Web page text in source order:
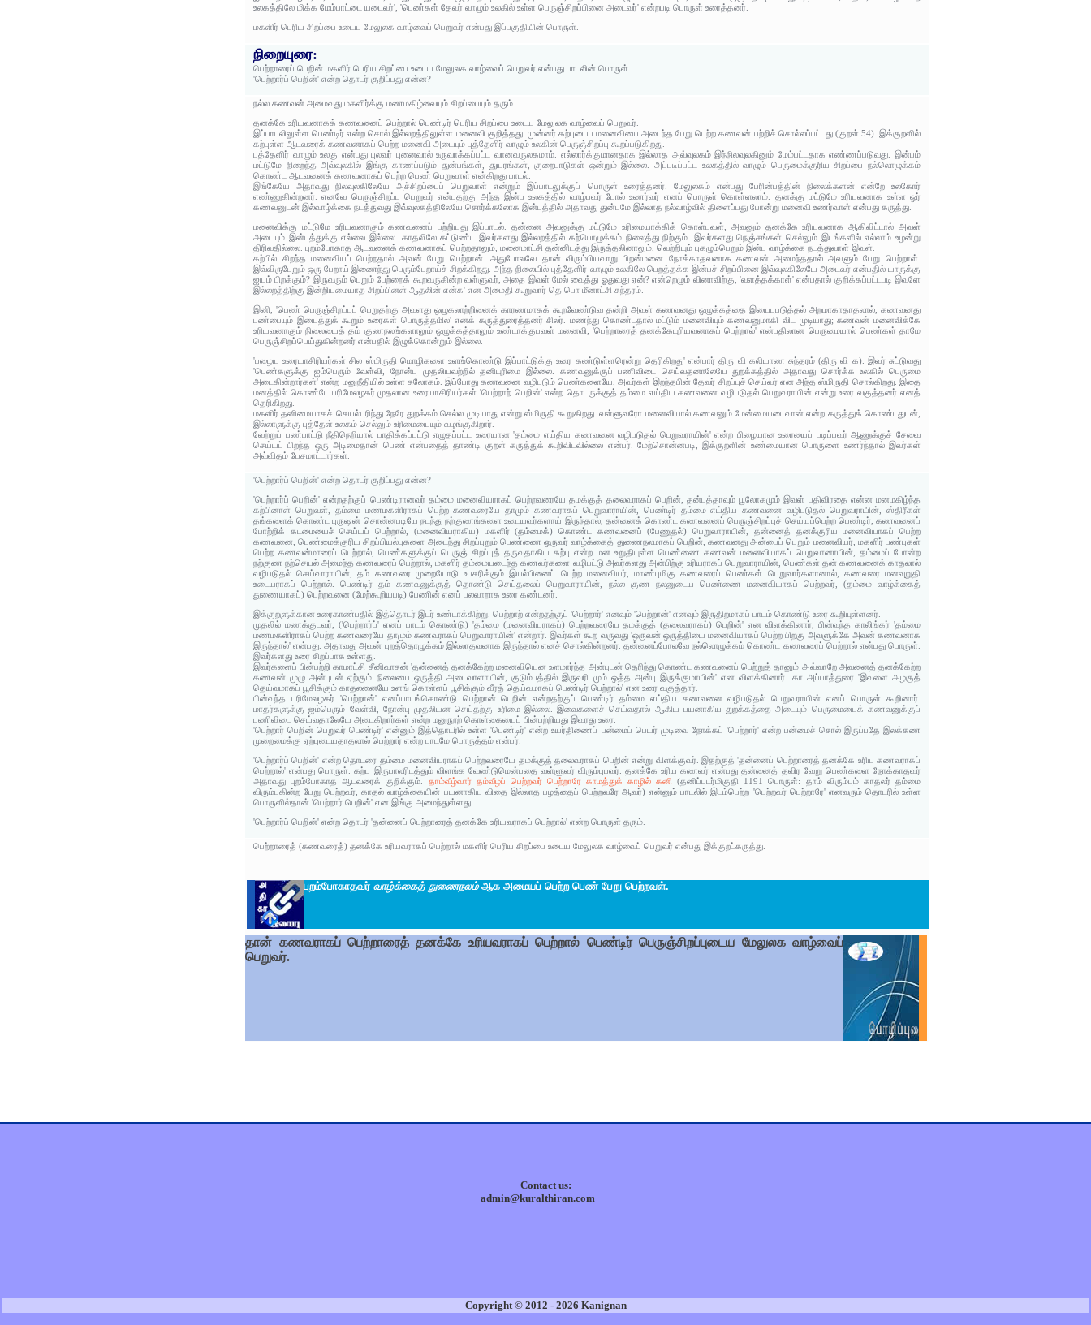
உலகத்திலே மிக்க மேம்பாட்டை யடைவர்', 'பெண்கள் தேவர் வாழும் உலகில் உள்ள பெருஞ்சிறப்பினை அடைவர்' என்றபடி பொருள் உரைத்தனர்.
மகளிர் பெரிய சிறப்பை உடைய மேலுலக வாழ்வைப் பெறுவர் என்பது இப்பகுதியின் பொருள்.
நிறையுரை:
பெற்றாரைப் பெறின் மகளிர் பெரிய சிறப்பை உடைய மேலுலக வாழ்வைப் பெறுவர் என்பது பாடலின் பொருள்.
'பெற்றார்ப் பெறின்' என்ற தொடர் குறிப்பது என்ன?
நல்ல கணவன் அமைவது மகளிர்க்கு மணமகிழ்வையும் சிறப்பையும் தரும்.
தனக்கே உரியவனாகக் கணவனைப் பெற்றால் பெண்டிர் பெரிய சிறப்பை உடைய மேலுலக வாழ்வைப் பெறுவர்.
இப்பாடலிலுள்ள பெண்டிர் என்ற சொல் இல்லறத்திலுள்ள மனைவி குறித்தது. முன்னர் கற்புடைய மனைவியை அடைந்த பேறு பெற்ற கணவன் பற்றிச் சொல்லப்பட்டது (குறள் 54). இக்குறளில்
கற்புள்ள ஆடவரைக் கணவனாகப் பெற்ற மனைவி அடையும் புத்தேளிர் வாழும் உலகின் பெருஞ்சிறப்பு கூறப்படுகிறது.
புத்தேளிர் வாழும் உலகு என்பது புலவர் புனைவால் உருவாக்கப்பட்ட வானவருலகமாம். எல்லார்க்குமானதாக இல்லாத அவ்வுலகம் இந்நிலவுலகினும் மேம்பட்டதாக எண்ணப்படுவது. இன்பம்
மட்டுமே நிறைந்த அவ்வுலகில் இங்கு காணப்படும் துன்பங்கள், துயரங்கள், குறைபாடுகள் ஒன்றும் இல்லை. அப்படிப்பட்ட உலகத்தில் வாழும் பெருமைக்குரிய சிறப்பை நல்லொழுக்கம்
கொண்ட ஆடவனைக் கணவனாகப் பெற்ற பெண் பெறுவாள் என்கிறது பாடல்.
இங்கேயே அதாவது நிலவுலகிலேயே அச்சிறப்பைப் பெறுவாள் என்றும் இப்பாடலுக்குப் பொருள் உரைத்தனர். மேலுலகம் என்பது பேரின்பத்தின் நிலைக்களன் என்றே உலகோர்
எண்ணுகின்றனர். எனவே பெருஞ்சிறப்பு பெறுவர் என்பதற்கு அந்த இன்ப உலகத்தில் வாழ்பவர் போல் உணர்வர் எனப் பொருள் கொள்ளலாம். தனக்கு மட்டுமே உரியவனாக உள்ள ஓர்
கணவனுடன் இல்வாழ்க்கை நடத்துவது இவ்வுலகத்திலேயே சொர்க்கலோக இன்பத்தில் அதாவது துன்பமே இல்லாத நல்வாழ்வில் திளைப்பது போன்று மனைவி உணர்வாள் என்பது கருத்து.
மனைவிக்கு மட்டுமே உரியவனாகும் கணவனைப் பற்றியது இப்பாடல். தன்னை அவனுக்கு மட்டுமே உரிமையாக்கிக் கொள்பவள், அவனும் தனக்கே உரியவனாக ஆகிவிட்டால் அவள்
அடையும் இன்பத்துக்கு எல்லை இல்லை. காதலிலே கட்டுண்ட இவர்களது இல்லறத்தில் கற்பொழுக்கம் நிலைத்து நிற்கும். இவர்களது நெஞ்சங்கள் செல்லும் இடங்களில் எல்லாம் உழன்று
திரிவதில்லை. புறம்போகாத ஆடவனைக் கணவனாகப் பெற்றதாலும், மனைமாட்சி தன்னிடத்து இருத்தலினாலும், வெற்றியும் புகழும்பெறும் இன்ப வாழ்க்கை நடத்துவாள் இவள்.
கற்பில் சிறந்த மனைவியப் பெற்றதால் அவன் பேறு பெற்றான். அதுபோலவே தான் விரும்பியவாறு பிறன்மனை நோக்காதவனாக கணவன் அமைந்ததால் அவளும் பேறு பெற்றாள்.
இவ்விருபேறும் ஒரு பேறாய் இணைந்து பெரும்பேறாய்ச் சிறக்கிறது. அந்த நிலையில் புத்தேளிர் வாழும் உலகிலே பெறத்தக்க இன்பச் சிறப்பினை இவ்வுலகிலேயே அடைவர் என்பதில் யாருக்கு
ஐயம் பிறக்கும்? இருவரும் பெறும் பேற்றைக் கூறவருகின்ற வள்ளுவர், அதை இவள் மேல் வைத்து ஓதுவது ஏன்? என்றெழும் வினாவிற்கு, 'வளத்தக்காள்' என்பதால் குறிக்கப்பட்டபடி இவளே
இல்லறத்திற்கு இன்றியமையாத சிறப்பினள் ஆதலின் என்க' என அமைதி கூறுவார் தெ பொ மீனாட்சி சுந்தரம்.
இனி, 'பெண் பெருஞ்சிறப்புப் பெறுதற்கு அவளது ஒழுகலாற்றினைக் காரணமாகக் கூறவேண்டுவ தன்றி அவள் கணவனது ஒழுக்கத்தை இயைபுபடுத்தல் அறமாகாதாதலால், கணவனது
பண்பையும் இயைத்துக் கூறும் உரைகள் பொருத்தமில' எனக் கருத்துரைத்தனர் சிலர். மணந்து கொண்டதால் மட்டும் மனைவியும் கணவனுமாகி விட முடியாது; கணவன் மனைவிக்கே
உரியவனாகும் நிலையைத் தம் குணநலங்களாலும் ஒழுக்கத்தாலும் உண்டாக்குபவள் மனைவி; 'பெற்றாரைத் தனக்கேயுரியவனாகப் பெற்றால்' என்பதிலான பெருமையால் பெண்கள் தாமே
பெருஞ்சிறப்பெய்துகின்றனர் என்பதில் இழுக்கொன்றும் இல்லை.
'பழைய உரையாசிரியர்கள் சில ஸ்மிருதி மொழிகளை உளங்கொண்டு இப்பாட்டுக்கு உரை கண்டுள்ளரென்று தெரிகிறது' என்பார் திரு வி கலியாண சுந்தரம் (திரு வி க). இவர் சுட்டுவது
'பெண்களுக்கு ஐம்பெரும் வேள்வி, நோன்பு முதலியவற்றில் தனியுரிமை இல்லை. கணவனுக்குப் பணிவிடை செய்வதனாலேயே துறக்கத்தில் அதாவது சொர்க்க உலகில் பெருமை
அடைகின்றார்கள்' என்ற மனுநீதியில் உள்ள சுலோகம். இப்போது கணவனை வழிபடும் பெண்களையே, அவர்கள் இறந்தபின் தேவர் சிறப்புச் செய்வர் என அந்த ஸ்மிருதி சொல்கிறது. இதை
மனத்தில் கொண்டே பரிமேலழகர் முதலான உரையாசிரியர்கள் 'பெற்றாற் பெறின்' என்ற தொடருக்குத் தம்மை எய்திய கணவனை வழிபடுதல் பெறுவராயின் என்று உரை வகுத்தனர் எனத்
தெரிகிறது.
மகளிர் தனிமையாகச் செயல்புரிந்து நேரே துறக்கம் செல்ல முடியாது என்று ஸ்மிருதி கூறுகிறது. வள்ளுவரோ மனைவியால் கணவனும் மேன்மையடைவான் என்ற கருத்துக் கொண்டதுடன்,
இல்லாளுக்கு புத்தேள் உலகம் செல்லும் உரிமையையும் வழங்குகிறார்.
வேற்றுப் பண்பாட்டு நீதிநெறியால் பாதிக்கப்பட்டு எழுதப்பட்ட உரையான 'தம்மை எய்திய கணவனை வழிபடுதல் பெறுவராயின்' என்ற பிழையான உரையைப் படிப்பவர் ஆணுக்குச் சேவை
செய்யப் பிறந்த ஒரு அடிமைதான் பெண் என்பதைத் தாண்டி குறள் கருத்துக் கூறிவிடவில்லை என்பர். மேற்சொன்னபடி, இக்குறளின் உண்மையான பொருளை உணர்ந்தால் இவர்கள்
அவ்விதம் பேசமாட்டார்கள்.
'பெற்றார்ப் பெறின்' என்ற தொடர் குறிப்பது என்ன?
'பெற்றார்ப் பெறின்' என்றதற்குப் பெண்டிரானவர் தம்மை மனைவியராகப் பெற்றவரையே தமக்குத் தலைவராகப் பெறின், தன்பத்தாவும் பூலோகமும் இவள் பதிவிரதை என்ன மனமகிழ்ந்த
கற்பினாள் பெறுவள், தம்மை மணமகளிராகப் பெற்ற கணவரையே தாமும் கணவராகப் பெறுவாராயின், பெண்டிர் தம்மை எய்திய கணவனை வழிபடுதல் பெறுவராயின், ஸ்திரீகள்
தங்களைக் கொண்ட புருஷன் சொன்னபடியே நடந்து நற்குணங்களை உடையவர்களாய் இருந்தால், தன்னைக் கொண்ட கணவனைப் பெருஞ்சிறப்புச் செய்யப்பெற்ற பெண்டிர், கணவனைப்
போற்றிக் கடமையைச் செய்யப் பெற்றால், (மனைவியராகிய) மகளிர்‌ (தம்மைக்‌) கொண்ட கணவனைப் (பேணுதல்‌) பெறுவாராயின்‌, தன்னைத் தனக்குரிய மனைவியாகப் பெற்ற
கணவனை, பெண்மைக்குரிய சிறப்பியல்புகளை அடைந்து சிறப்புறும் பெண்ணை ஒருவர் வாழ்க்கைத் துணைநலமாகப் பெறின், கணவனது அன்பைப் பெறும் மனைவியர், மகளிர் பண்புகள்
பெற்ற கணவன்மாரைப் பெற்றால், பெண்களுக்குப் பெருஞ் சிறப்புத் தருவதாகிய கற்பு என்ற மன உறுதியுள்ள பெண்ணை கணவன் மனைவியாகப் பெறுவானாயின், தம்மைப் போன்ற
நற்குண நற்செயல் அமைந்த கணவரைப் பெற்றால், மகளிர் தம்மையடைந்த கணவர்களை வழிபட்டு அவர்களது அன்பிற்கு உரியராகப் பெறுவாராயின், பெண்கள் தன் கணவனைக் காதலால்
வழிபடுதல் செய்வாராயின், தம் கணவரை முறையோடு உபசரிக்கும் இயல்பினைப் பெற்ற மனைவியர், மாண்புமிகு கணவரைப் பெண்கள் பெறுவார்களானால், கணவரை மனவுறுதி
உடையராகப் பெற்றால். பெண்டிர் தம் கணவனுக்குத் தொண்டு செய்தலைப் பெறுவாராயின், நல்ல குண நலனுடைய பெண்ணை மனைவியாகப் பெற்றவர், (தம்மை வாழ்க்கைத்
துணையாகப்) பெற்றவனை (மேற்கூறியபடி) பேணின் எனப் பலவாறாக உரை கண்டனர்.
இக்குறளுக்கான உரைகாண்பதில் இத்தொடர் இடர் உண்டாக்கிற்று. பெற்றாற் என்றதற்குப் 'பெற்றார்' எனவும் 'பெற்றான்' எனவும் இருதிறமாகப் பாடம் கொண்டு உரை கூறியுள்ளனர்.
முதலில் மணக்குடவர், ('பெற்றார்ப்' எனப் பாடம் கொண்டு) 'தம்மை (மனைவியராகப்) பெற்றவரையே தமக்குத் (தலைவராகப்) பெறின்' என விளக்கினார், பின்வந்த காலிங்கர் 'தம்மை
மணமகளிராகப் பெற்ற கணவரையே தாமும் கணவராகப் பெறுவாராயின்' என்றார். இவர்கள் கூற வருவது 'ஒருவன் ஒருத்தியை மனைவியாகப் பெற்ற பிறகு அவளுக்கே அவன் கணவனாக
இருந்தால்' என்பது. அதாவது அவன் புறத்தொழுக்கம் இல்லாதவனாக இருந்தால் எனச் சொல்கின்றனர். தன்னைப்போலவே நல்லொழுக்கம் கொண்ட கணவரைப் பெற்றால் என்பது பொருள்.
இவர்களது உரை சிறப்பாக உள்ளது.
இவர்களைப் பின்பற்றி காமாட்சி சீனிவாசன் 'தன்னைத் தனக்கேற்ற மனைவியென உளமார்ந்த அன்புடன் தெரிந்து கொண்ட கணவனைப் பெற்றுத் தானும் அவ்வாறே அவனைத் தனக்கேற்ற
கணவன் முழு அன்புடன் ஏற்கும் நிலையை ஒருத்தி அடைவாளாயின், குடும்பத்தில் இருவரிடமும் ஒத்த அன்பு இருக்குமாயின்' என விளக்கினார். கா அப்பாத்துரை 'இவளை அழகுத்
தெய்வமாகப் பூசிக்கும் காதலனையே உளங் கொள்ளப் பூசிக்கும் வீரத் தெய்வமாகப் பெண்டிர் பெற்றால்' என உரை வகுத்தார்.
பின்வந்த பரிமேலழகர் 'பெற்றான்' எனப்பாடங்கொண்டு பெற்றான் பெறின் என்றதற்குப் பெண்டிர் தம்மை எய்திய கணவனை வழிபடுதல் பெறுவராயின் எனப் பொருள் கூறினார்.
மாதர்களுக்கு ஐம்பெரும் வேள்வி, நோன்பு முதலியன செய்தற்கு உரிமை இல்லை. இவைகளைச் செய்வதால் ஆகிய பயனாகிய துறக்கத்தை அடையும் பெருமையைக் கணவனுக்குப்
பணிவிடை செய்வதாலேயே அடைகிறார்கள் என்ற மனுநூற் கொள்கையைப் பின்பற்றியது இவரது உரை.
'பெற்றார் பெறின் பெறுவர் பெண்டிர்' என்னும் இத்தொடரில் உள்ள 'பெண்டிர்' என்ற உயர்திணைப் பன்மைப் பெயர் முடிவை நோக்கப் 'பெற்றார்' என்ற பன்மைச் சொல் இருப்பதே இலக்கண
முறைமைக்கு ஏற்புடையதாதலால் பெற்றார் என்ற பாடமே பொருத்தம் என்பர்.
'பெற்றார்ப் பெறின்' என்ற தொடரை தம்மை மனைவியராகப் பெற்றவரையே தமக்குத் தலைவராகப் பெறின் என்று விளக்குவர். இதற்குத் 'தன்னைப் பெற்றாரைத் தனக்கே உரிய கணவராகப்
பெற்றால்' என்பது பொருள். கற்பு இருபாலரிடத்தும் விளங்க வேண்டுமென்பதை வள்ளுவர் விரும்புபவர். தனக்கே உரிய கணவர் என்பது தன்னைத் தவிர வேறு பெண்களை நோக்காதவர்
அதாவது புறம்போகாத ஆடவரைக் குறிக்கும். தாம்வீழ்வார் தம்வீழப் பெற்றவர் பெற்றாரே காமத்துக் காழில் கனி (தனிப்படர்மிகுதி 1191 பொருள்: தாம் விரும்பும் காதலர் தம்மை
விரும்புகின்ற பேறு பெற்றவர், காதல் வாழ்க்கையின் பயனாகிய விதை இல்லாத பழத்தைப் பெற்றவரே ஆவர்) என்னும் பாடலில் இடம்பெற்ற 'பெற்றவர் பெற்றாரே' எனவரும் தொடரில் உள்ள
பொருளில்தான் 'பெற்றார் பெறின்' என இங்கு அமைந்துள்ளது.
'பெற்றார்ப் பெறின்' என்ற தொடர் 'தன்னைப் பெற்றாரைத் தனக்கே உரியவராகப் பெற்றால்' என்ற பொருள் தரும்.
பெற்றாரைத் (கணவரைத்) தனக்கே உரியவராகப் பெற்றால் மகளிர் பெரிய சிறப்பை உடைய மேலுலக வாழ்வைப் பெறுவர் என்பது இக்குறட்கருத்து.
புறம்போகாதவர் வாழ்க்கைத் துணைநலம்ஆக அமையப் பெற்ற பெண் பேறு பெற்றவள்.
தான் கணவராகப் பெற்றாரைத் தனக்கே உரியவராகப் பெற்றால் பெண்டிர் பெருஞ்சிறப்புடைய மேலுலக வாழ்வைப்
பெறுவர்.
Contact us:
admin@kuralthiran.com
Copyright © 2012 - 2026 Kanignan